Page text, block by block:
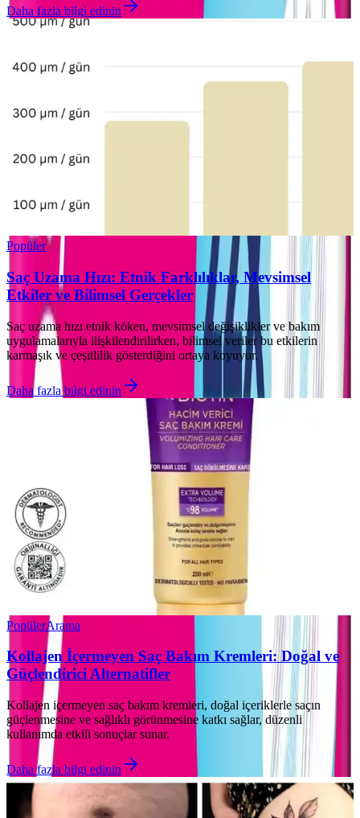
Daha fazla bilgi edinin
Popüler
Saç Uzama Hızı: Etnik Farklılıklar, Mevsimsel
Etkiler ve Bilimsel Gerçekler
Saç uzama hızı etnik köken, mevsimsel değişiklikler ve bakım
uygulamalarıyla ilişkilendirilirken, bilimsel veriler bu etkilerin
karmaşık ve çeşitlilik gösterdiğini ortaya koyuyor.
Daha fazla bilgi edinin
PopülerArama
Kollajen İçermeyen Saç Bakım Kremleri: Doğal ve
Güçlendirici Alternatifler
Kollajen içermeyen saç bakım kremleri, doğal içeriklerle saçın
güçlenmesine ve sağlıklı görünmesine katkı sağlar, düzenli
kullanımda etkili sonuçlar sunar.
Daha fazla bilgi edinin